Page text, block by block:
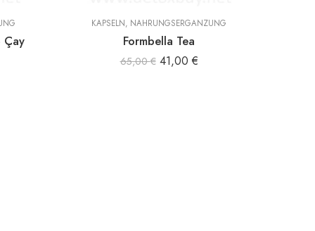
Çay
KAPSELN, NAHRUNGSERGÄNZUNG
Formbella Tea
65,00€ 41,00 €